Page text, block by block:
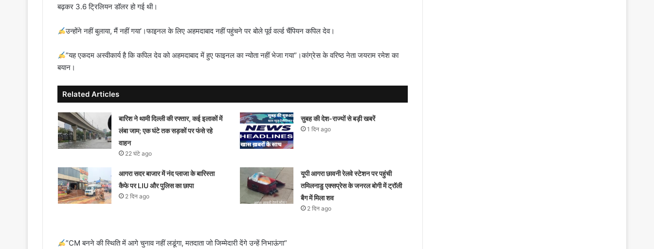
बढ़कर 3.6 ट्रिलियन डॉलर हो गई थी।
उन्‍होंने नहीं बुलाया, मैं नहीं गया’।फाइनल के लिए अहमदाबाद नहीं प‍हुंचने पर बोले पूर्व वर्ल्ड चैंपियन कपिल देव।
”यह एकदम अस्वीकार्य है कि कपिल देव को अहमदाबाद में हुए फाइनल का न्योता नहीं भेजा गया”।कांग्रेस के वरिष्ठ नेता जयराम रमेश का
बयान।
Related Articles
बारिश ने थामी दिल्ली की रफ्तार, कई इलाकों में
लंबा जाम; एक घंटे तक सड़कों पर फंसे रहे
वाहन
22 घंटे ago
सुबह की देश-राज्यों से बड़ी खबरें
1 दिन ago
आगरा सदर बाजार में नंद प्लाजा के बारिस्ता
कैफे पर LIU और पुलिस का छापा
2 दिन ago
यूपी आगरा छावनी रेलवे स्टेशन पर पहुंची
तमिलनाडु एक्सप्रेस के जनरल बोगी में ट्रॉली
बैग में मिला शव
2 दिन ago
”CM बनने की स्थिति में आगे चुनाव नहीं लडूंगा, मतदाता जो जिम्मेदारी देंगे उन्हें निभाऊंगा”